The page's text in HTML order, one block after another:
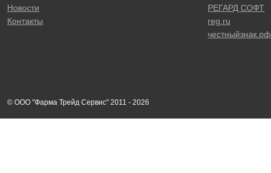
Новости
Контакты
РЕГАРД СОФТ
reg.ru
честныйзнак.рф
© ООО "Фарма Трейд Сервис" 2011 - 2026